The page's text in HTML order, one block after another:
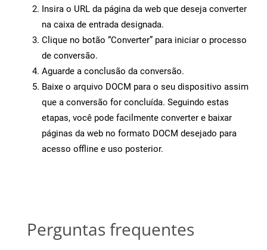
Insira o URL da página da web que deseja converter
na caixa de entrada designada.
Clique no botão “Converter” para iniciar o processo
de conversão.
Aguarde a conclusão da conversão.
Baixe o arquivo DOCM para o seu dispositivo assim
que a conversão for concluída. Seguindo estas
etapas, você pode facilmente converter e baixar
páginas da web no formato DOCM desejado para
acesso offline e uso posterior.
Perguntas frequentes